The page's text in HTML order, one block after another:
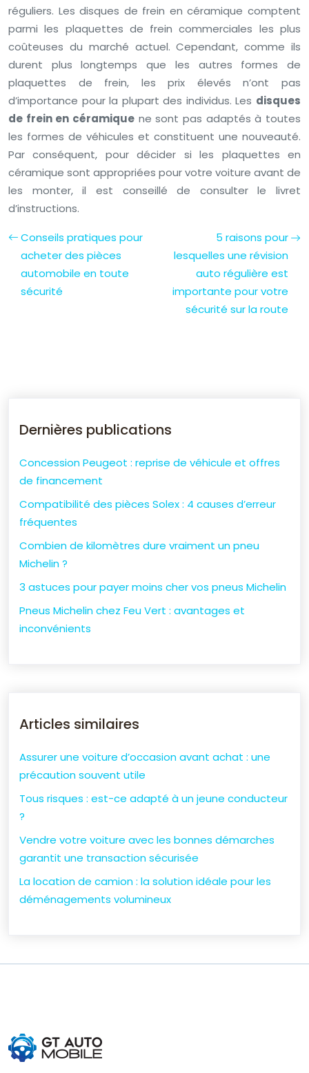
réguliers. Les disques de frein en céramique comptent
parmi les plaquettes de frein commerciales les plus
coûteuses du marché actuel. Cependant, comme ils
durent plus longtemps que les autres formes de
plaquettes de frein, les prix élevés n’ont pas
d’importance pour la plupart des individus. Les disques
de frein en céramique ne sont pas adaptés à toutes
les formes de véhicules et constituent une nouveauté.
Par conséquent, pour décider si les plaquettes en
céramique sont appropriées pour votre voiture avant de
les monter, il est conseillé de consulter le livret
d’instructions.
Conseils pratiques pour
acheter des pièces
automobile en toute
sécurité
5 raisons pour
lesquelles une révision
auto régulière est
importante pour votre
sécurité sur la route
Dernières publications
Concession Peugeot : reprise de véhicule et offres
de financement
Compatibilité des pièces Solex : 4 causes d’erreur
fréquentes
Combien de kilomètres dure vraiment un pneu
Michelin ?
3 astuces pour payer moins cher vos pneus Michelin
Pneus Michelin chez Feu Vert : avantages et
inconvénients
Articles similaires
Assurer une voiture d’occasion avant achat : une
précaution souvent utile
Tous risques : est-ce adapté à un jeune conducteur
?
Vendre votre voiture avec les bonnes démarches
garantit une transaction sécurisée
La location de camion : la solution idéale pour les
déménagements volumineux